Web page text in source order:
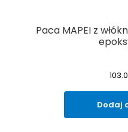
Paca MAPEI z
Dodaj